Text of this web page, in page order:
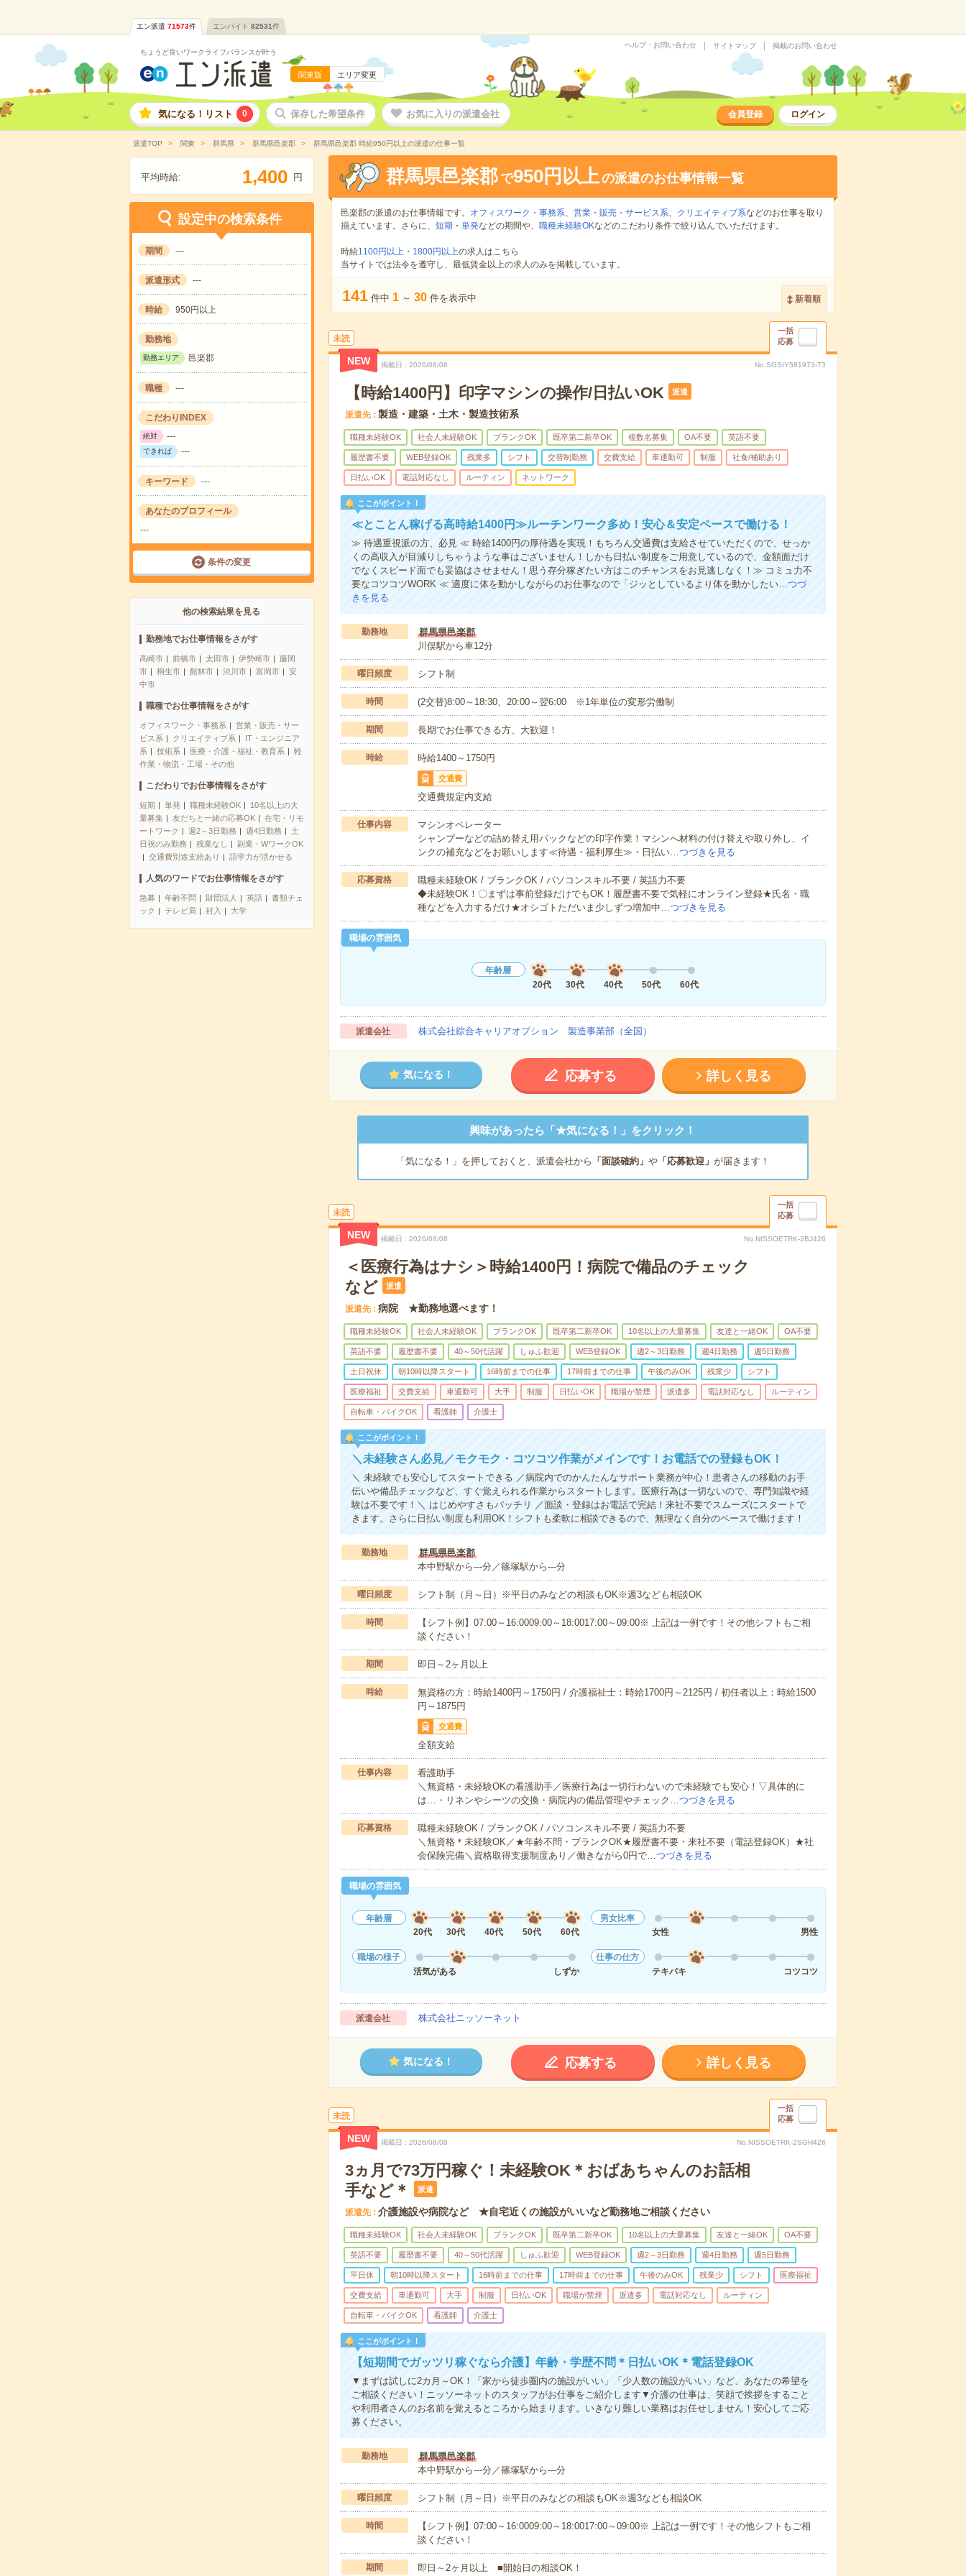
エン派遣 71573件 エンバイト 82531件
ちょうど良いワークライフバランスが叶う
関東版 エリア変更
ヘルプ・お問い合わせ サイトマップ 掲載のお問い合わせ
気になる！リスト 0 保存した希望条件 お気に入りの派遣会社 会員登録 ログイン
派遣TOP 関東 群馬県 群馬県邑楽郡 群馬県邑楽郡 時給950円以上の派遣の仕事一覧
平均時給: 1,400 円
設定中の検索条件
期間 ---
派遣形式 ---
時給 950円以上
勤務地
勤務エリア 邑楽郡
職種 ---
こだわりINDEX
絶対 ---
できれば ---
キーワード ---
あなたのプロフィール
---
条件の変更
他の検索結果を見る
勤務地でお仕事情報をさがす
高崎市 前橋市 太田市 伊勢崎市
藤岡
市
桐生市 館林市 渋川市 富岡市
安
中市
職種でお仕事情報をさがす
オフィスワーク・事務系
営業・販売・サー
ビス系
クリエイティブ系
IT・エンジニア
系
技術系 医療・介護・福祉・教育系
軽
作業・物流・工場・その他
こだわりでお仕事情報をさがす
短期 単発 職種未経験OK
10名以上の大
量募集
友だちと一緒の応募OK
在宅・リモ
ートワーク
週2～3日勤務 週4日勤務
土
日祝のみ勤務
残業なし
副業・WワークOK
交通費別途支給あり
語学力が活かせる
人気のワードでお仕事情報をさがす
急募 年齢不問 財団法人 英語
書類チェ
ック
テレビ局 封入 大学
群馬県邑楽郡 で950円以上の派遣のお仕事情報一覧
邑楽郡の派遣のお仕事情報です。 オフィスワーク・事務系、 営業・販売・サービス系、 クリエイティブ系などのお仕事を取り
揃えています。さらに、 短期 ・ 単発などの期間や、 職種未経験OKなどのこだわり条件で絞り込んでいただけます。
時給1100円以上・ 1800円以上の求人はこちら
当サイトでは法令を遵守し、最低賃金以上の求人のみを掲載しています。
141 件中 1 ～ 30 件を表示中 新着順
未読
一括
応募
NEW 掲載日 2026/08/08 No.SGSIY581973-T3
【時給1400円】印字マシンの操作/日払いOK 派遣
派遣先 製造・建築・土木・製造技術系
職種未経験OK 社会人未経験OK ブランクOK 既卒第二新卒OK 複数名募集 OA不要 英語不要
履歴書不要 WEB登録OK 残業多 シフト 交替制勤務 交費支給 車通勤可 制服 社食/補助あり
日払いOK 電話対応なし ルーティン ネットワーク
ここがポイント！
≪とことん稼げる高時給1400円≫ルーチンワーク多め！安心＆安定ペースで働ける！
≫ 待遇重視派の方、必見 ≪ 時給1400円の厚待遇を実現！もちろん交通費は支給させていただくので、せっか
くの高収入が目減りしちゃうような事はございません！しかも日払い制度をご用意しているので、金額面だけ
でなくスピード面でも妥協はさせません！思う存分稼ぎたい方はこのチャンスをお見逃しなく！≫ コミュ力不
要なコツコツWORK ≪ 適度に体を動かしながらのお仕事なので「ジッとしているより体を動かしたい…つづ
きを見る
勤務地
群馬県邑楽郡
川俣駅から車12分
曜日頻度 シフト制
時間 (2交替)8:00～18:30、20:00～翌6:00 ※1年単位の変形労働制
期間 長期でお仕事できる方、大歓迎！
時給 時給1400～1750円
交通費
交通費規定内支給
仕事内容
マシンオペレーター
シャンプーなどの詰め替え用パックなどの印字作業！マシンへ材料の付け替えや取り外し、イ
ンクの補充などをお願いします≪待遇・福利厚生≫・日払い…つづきを見る
応募資格
職種未経験OK / ブランクOK / パソコンスキル不要 / 英語力不要
◆未経験OK！〇まずは事前登録だけでもOK！履歴書不要で気軽にオンライン登録★氏名・職
種などを入力するだけ★オシゴトただいま少しずつ増加中…つづきを見る
職場の雰囲気
年齢層
20代
30代 40代 50代 60代
派遣会社 株式会社綜合キャリアオプション 製造事業部（全国）
気になる！ 応募する 詳しく見る
興味があったら「★気になる！」をクリック！
「気になる！」を押しておくと、派遣会社から 「面談確約」 や「応募歓迎」 が届きます！
未読
一括
応募
NEW 掲載日 2026/08/08 No.NISSOETRK-2BJ426
＜医療行為はナシ＞時給1400円！病院で備品のチェック
など
派遣
派遣先 病院 ★勤務地選べます！
職種未経験OK 社会人未経験OK ブランクOK 既卒第二新卒OK 10名以上の大量募集 友達と一緒OK OA不要
英語不要 履歴書不要 40～50代活躍 しゅふ歓迎 WEB登録OK 週2～3日勤務 週4日勤務 週5日勤務
土日祝休 朝10時以降スタート 16時前までの仕事 17時前までの仕事 午後のみOK 残業少 シフト
医療福祉 交費支給 車通勤可 大手 制服 日払いOK 職場が禁煙 派遣多 電話対応なし ルーティン
自転車・バイクOK 看護師 介護士
ここがポイント！
＼未経験さん必見／モクモク・コツコツ作業がメインです！お電話での登録もOK！
＼ 未経験でも安心してスタートできる ／病院内でのかんたんなサポート業務が中心！患者さんの移動のお手
伝いや備品チェックなど、すぐ覚えられる作業からスタートします。医療行為は一切ないので、専門知識や経
験は不要です！＼ はじめやすさもバッチリ ／面談・登録はお電話で完結！来社不要でスムーズにスタートで
きます。さらに日払い制度も利用OK！シフトも柔軟に相談できるので、無理なく自分のペースで働けます！
勤務地
群馬県邑楽郡
本中野駅から---分／篠塚駅から---分
曜日頻度 シフト制（月～日）※平日のみなどの相談もOK※週3なども相談OK
時間
【シフト例】07:00～16:0009:00～18:0017:00～09:00※ 上記は一例です！その他シフトもご相
談ください！
期間 即日～2ヶ月以上
時給
無資格の方：時給1400円～1750円 / 介護福祉士：時給1700円～2125円 / 初任者以上：時給1500
円～1875円
交通費
全額支給
仕事内容
看護助手
＼無資格・未経験OKの看護助手／医療行為は一切行わないので未経験でも安心！▽具体的に
は…・リネンやシーツの交換・病院内の備品管理やチェック… つづきを見る
応募資格
職種未経験OK / ブランクOK / パソコンスキル不要 / 英語力不要
＼無資格＊未経験OK／★年齢不問・ブランクOK★履歴書不要・来社不要（電話登録OK）★社
会保険完備＼資格取得支援制度あり／働きながら0円で… つづきを見る
職場の雰囲気
年齢層
20代
30代 40代 50代 60代
男女比率
女性
男性
職場の様子
活気がある
しずか
仕事の仕方
テキパキ
コツコツ
派遣会社 株式会社ニッソーネット
気になる！ 応募する 詳しく見る
未読
一括
応募
NEW 掲載日 2026/08/08 No.NISSOETRK-2SGH426
3ヵ月で73万円稼ぐ！未経験OK＊おばあちゃんのお話相
手など＊
派遣
派遣先 介護施設や病院など ★自宅近くの施設がいいなど勤務地ご相談ください
職種未経験OK 社会人未経験OK ブランクOK 既卒第二新卒OK 10名以上の大量募集 友達と一緒OK OA不要
英語不要 履歴書不要 40～50代活躍 しゅふ歓迎 WEB登録OK 週2～3日勤務 週4日勤務 週5日勤務
平日休 朝10時以降スタート 16時前までの仕事 17時前までの仕事 午後のみOK 残業少 シフト 医療福祉
交費支給 車通勤可 大手 制服 日払いOK 職場が禁煙 派遣多 電話対応なし ルーティン
自転車・バイクOK 看護師 介護士
ここがポイント！
【短期間でガッツリ稼ぐなら介護】年齢・学歴不問＊日払いOK＊電話登録OK
▼まずは試しに2カ月～OK！「家から徒歩圏内の施設がいい」「少人数の施設がいい」など、あなたの希望を
ご相談ください！ニッソーネットのスタッフがお仕事をご紹介します▼介護の仕事は、笑顔で挨拶をすること
や利用者さんのお名前を覚えるところから始まります。いきなり難しい業務はお任せしません！安心してご応
募ください。
勤務地
群馬県邑楽郡
本中野駅から---分／篠塚駅から---分
曜日頻度 シフト制（月～日）※平日のみなどの相談もOK※週3なども相談OK
時間
【シフト例】07:00～16:0009:00～18:0017:00～09:00※ 上記は一例です！その他シフトもご相
談ください！
期間 即日～2ヶ月以上 ■開始日の相談OK！